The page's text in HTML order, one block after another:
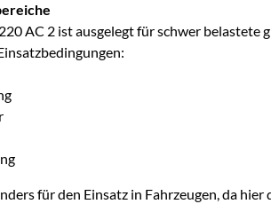
AC 2 ist ausgelegt für schwer belastete
für den Einsatz in Fahrzeugen, da hier